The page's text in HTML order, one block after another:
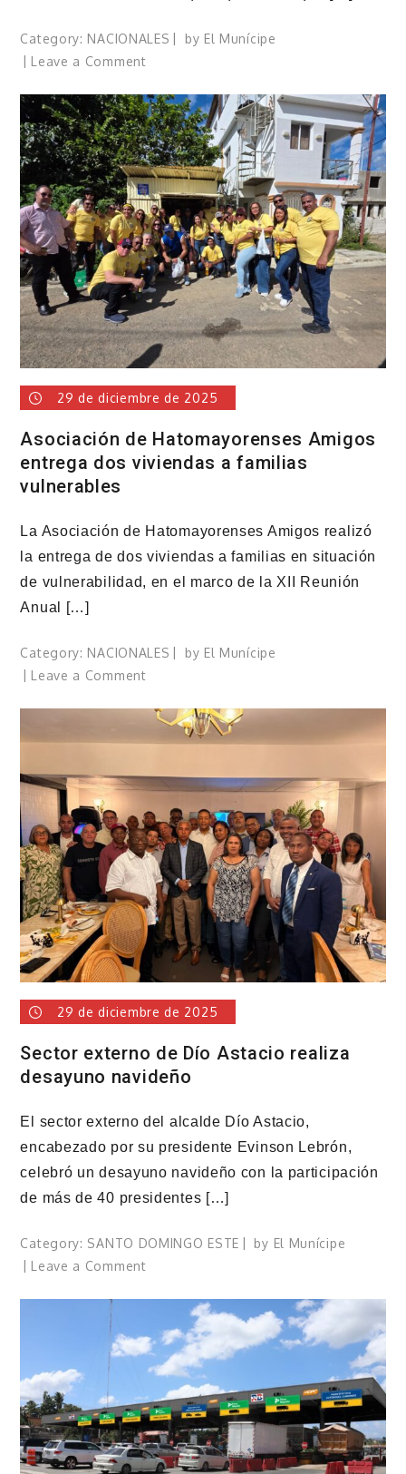
Category: NACIONALES by El Munícipe
Leave a Commenton
habilita
estacionamientos
remotos
29 de diciembre de 2025
Asociación de Hatomayorenses Amigos
entrega dos viviendas a familias
vulnerables
La Asociación de Hatomayorenses Amigos realizó
la entrega de dos viviendas a familias en situación
de vulnerabilidad, en el marco de la XII Reunión
Anual […]
Category: NACIONALES by El Munícipe
Leave a Commenton
de
Hatomayorenses
entrega
viviendas
a
familias
vulnerables
29 de diciembre de 2025
Sector externo de Dío Astacio realiza
desayuno navideño
El sector externo del alcalde Dío Astacio,
encabezado por su presidente Evinson Lebrón,
celebró un desayuno navideño con la participación
de más de 40 presidentes […]
Category: SANTO DOMINGO ESTE by El Munícipe
Leave a Commenton
externo
de
Dío
Astacio
realiza
desayuno
navideño